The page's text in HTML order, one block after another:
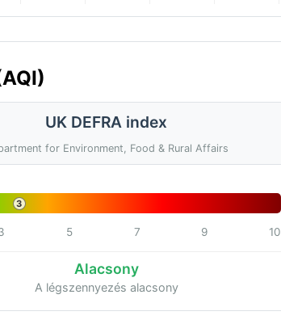
UK DEFRA index
for Environment, Food & Rural Affairs
3
5 7 9 10
Alacsony
A légszennyezés alacsony